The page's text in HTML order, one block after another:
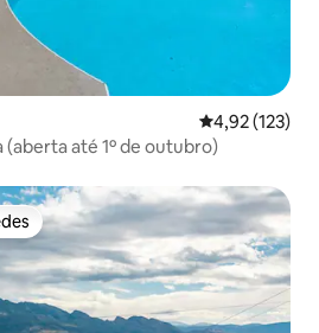
4,92 de uma
4,92 (123)
(aberta até 1º de outubro)
dos hóspedes